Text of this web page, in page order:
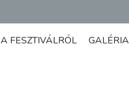
A FESZTIVÁLRÓL GALÉRIA